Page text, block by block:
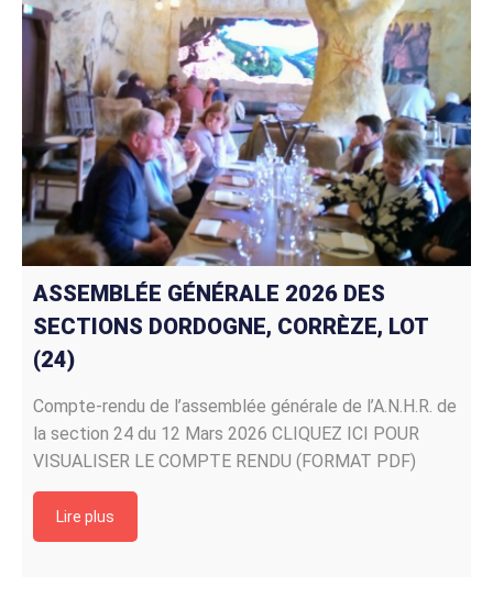
ASSEMBLÉE GÉNÉRALE 2026 DES
SECTIONS DORDOGNE, CORRÈZE, LOT
(24)
Compte-rendu de l’assemblée générale de l’A.N.H.R. de
la section 24 du 12 Mars 2026 CLIQUEZ ICI POUR
VISUALISER LE COMPTE RENDU (FORMAT PDF)
Lire plus